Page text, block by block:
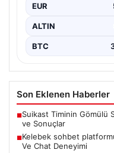
EUR
ALTIN
BTC
Son Eklenen Haberler
■Suikast Timinin Gömülü
ve Sonuçlar
■Kelebek sohbet
Ve Chat Deneyimi